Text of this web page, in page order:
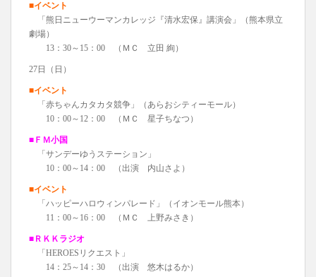
■イベント
「熊日ニューウーマンカレッジ『清水宏保』講演会」（熊本県立
劇場）
13：30～15：00 （ＭＣ 立田 絢）
27日（日）
■イベント
「赤ちゃんカタカタ競争」（あらおシティーモール）
10：00～12：00 （ＭＣ 星子ちなつ）
■ＦＭ小国
「サンデーゆうステーション」
10：00～14：00 （出演 内山さよ）
■イベント
「ハッピーハロウィンパレード」（イオンモール熊本）
11：00～16：00 （ＭＣ 上野みさき）
■ＲＫＫラジオ
「HEROESリクエスト」
14：25～14：30 （出演 悠木はるか）